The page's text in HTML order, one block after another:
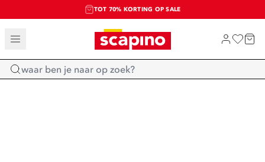
TOT 70% KORTING OP SALE
SALE: LAATSTE KANS!
SHOP NIEUW
Home